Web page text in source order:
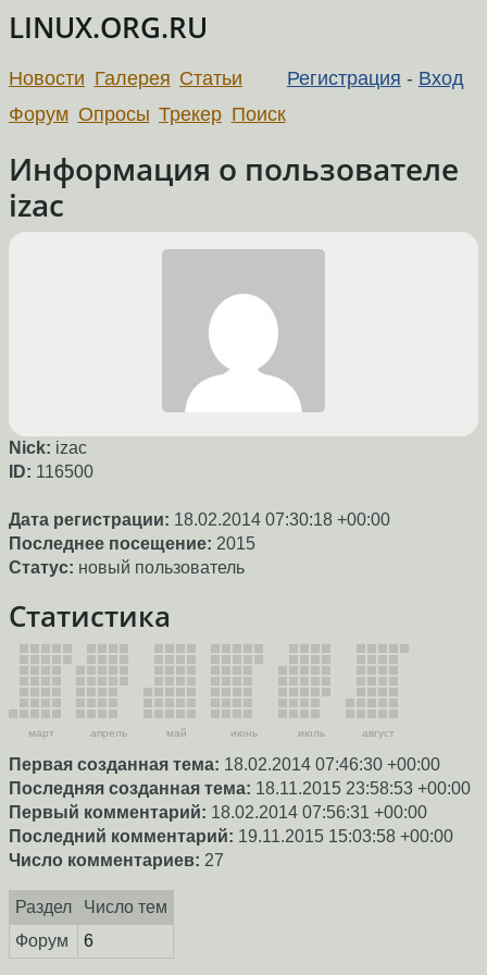
LINUX.ORG.RU
Регистрация - Вход
Новости Галерея Статьи
Форум Опросы Трекер Поиск
Информация о пользователе
izac
Nick: izac
ID: 116500
Дата регистрации: 18.02.2014 07:30:18 +00:00
Последнее посещение: 2015
Статус: новый пользователь
Статистика
март апрель май июнь июль август
Первая созданная тема: 18.02.2014 07:46:30 +00:00
Последняя созданная тема: 18.11.2015 23:58:53 +00:00
Первый комментарий: 18.02.2014 07:56:31 +00:00
Последний комментарий: 19.11.2015 15:03:58 +00:00
Число комментариев: 27
Раздел
Число тем
Форум
6